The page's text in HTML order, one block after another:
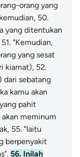
orang yang
50.
yang ditentukan
51. "Kemudian,
yang sesat
kiamat), 52.
dari sebatang
kamu akan
pahit
akan meminum
55. "Iaitu
berpenyakit
56. Inilah